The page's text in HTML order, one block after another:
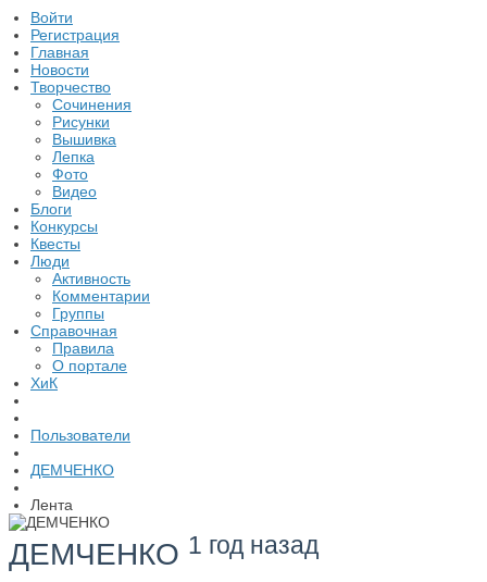
Войти
Регистрация
Главная
Новости
Творчество
Сочинения
Рисунки
Вышивка
Лепка
Фото
Видео
Блоги
Конкурсы
Квесты
Люди
Активность
Комментарии
Группы
Справочная
Правила
О портале
ХиК
Пользователи
ДЕМЧЕНКО
Лента
ДЕМЧЕНКО 1 год назад